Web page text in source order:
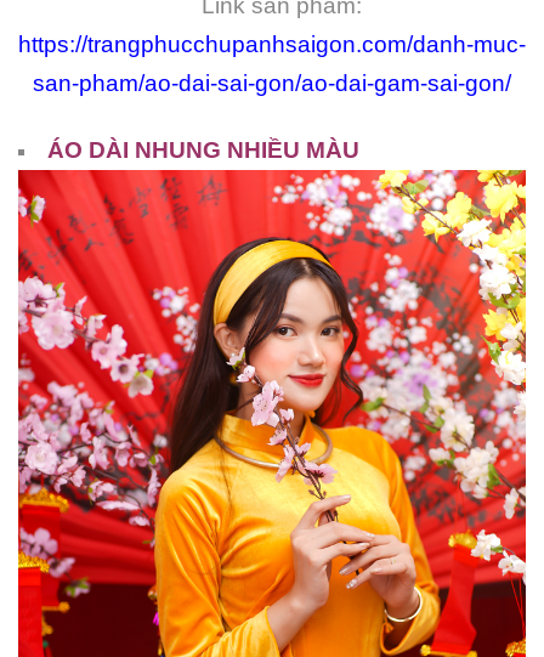
https://trangphucchupanhsaigon.com/danh-muc-
san-pham/ao-dai-sai-gon/ao-dai-gam-sai-gon/
ÁO DÀI NHUNG NHIỀU MÀU